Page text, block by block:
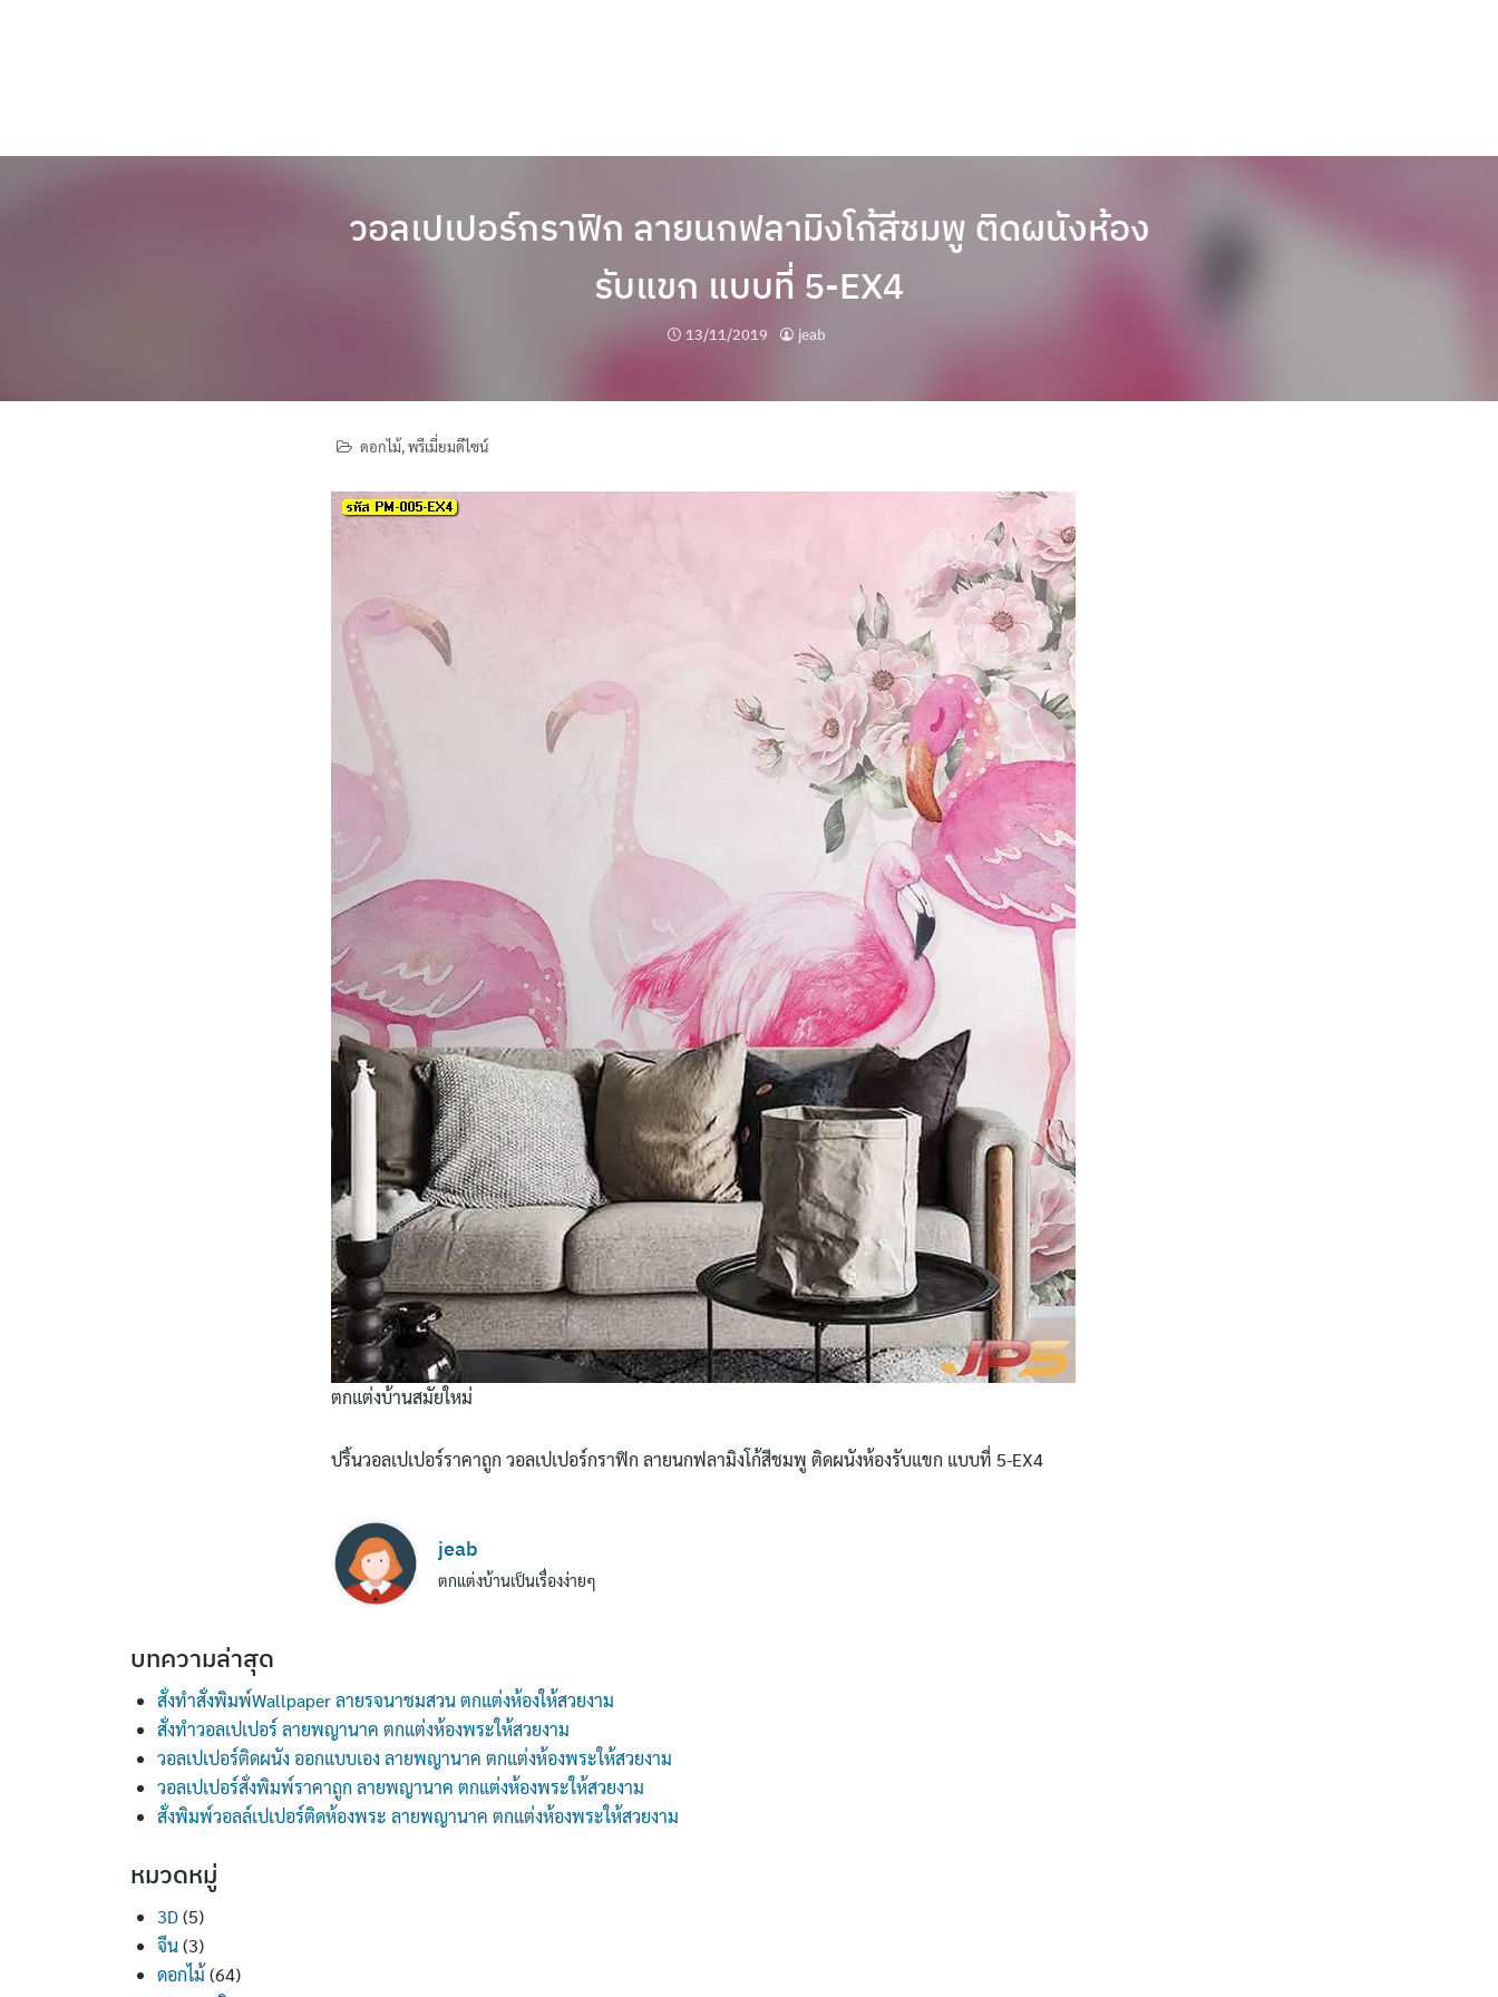
Search
for:
วอลเปเปอร์กราฟิก ลายนกฟลามิงโก้สีชมพู ติดผนังห้อง
รับแขก แบบที่ 5-EX4
13/11/2019 jeab
ดอกไม้,พรีเมี่ยมดีไซน์
ตกแต่งบ้านสมัยใหม่
ปริ้นวอลเปเปอร์ราคาถูก วอลเปเปอร์กราฟิก ลายนกฟลามิงโก้สีชมพู ติดผนังห้องรับแขก แบบที่ 5-EX4
jeab
ตกแต่งบ้านเป็นเรื่องง่ายๆ
บทความล่าสุด
สั่งทำสั่งพิมพ์Wallpaper ลายรจนาชมสวน ตกแต่งห้องให้สวยงาม
สั่งทำวอลเปเปอร์ ลายพญานาค ตกแต่งห้องพระให้สวยงาม
วอลเปเปอร์ติดผนัง ออกแบบเอง ลายพญานาค ตกแต่งห้องพระให้สวยงาม
วอลเปเปอร์สั่งพิมพ์ราคาถูก ลายพญานาค ตกแต่งห้องพระให้สวยงาม
สั่งพิมพ์วอลล์เปเปอร์ติดห้องพระ ลายพญานาค ตกแต่งห้องพระให้สวยงาม
หมวดหมู่
3D(5)
จีน(3)
ดอกไม้ (64)